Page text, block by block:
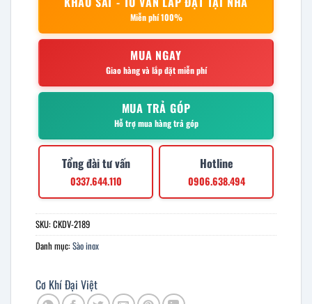
Miễn phí 100%
MUA NGAY
Giao hàng và lắp đặt miễn phí
MUA TRẢ GÓP
Hỗ trợ mua hàng trả góp
Tổng đài tư vấn
0337.644.110
Hotline
0906.638.494
SKU:CKDV-2189
Danh mục:Sào inox
Cơ Khí Đại Việt